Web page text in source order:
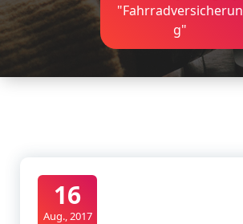
"Fahrradversicherun
g"
16
Aug., 2017